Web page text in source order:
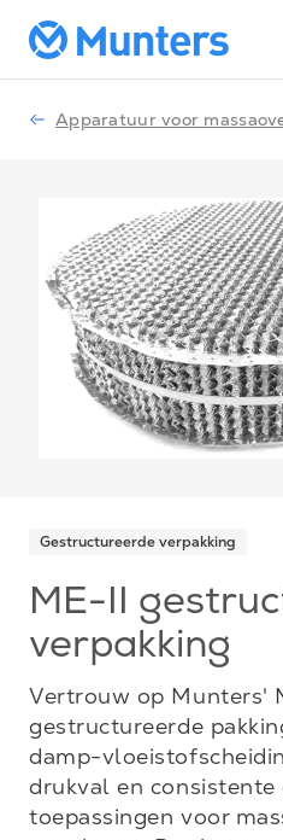
Apparatuur voor
Gestructureerde verpakking
ME-II
verpakking
Vertrouw op Munters'
gestructureerde
damp-
drukval en consistente
toepassingen voor